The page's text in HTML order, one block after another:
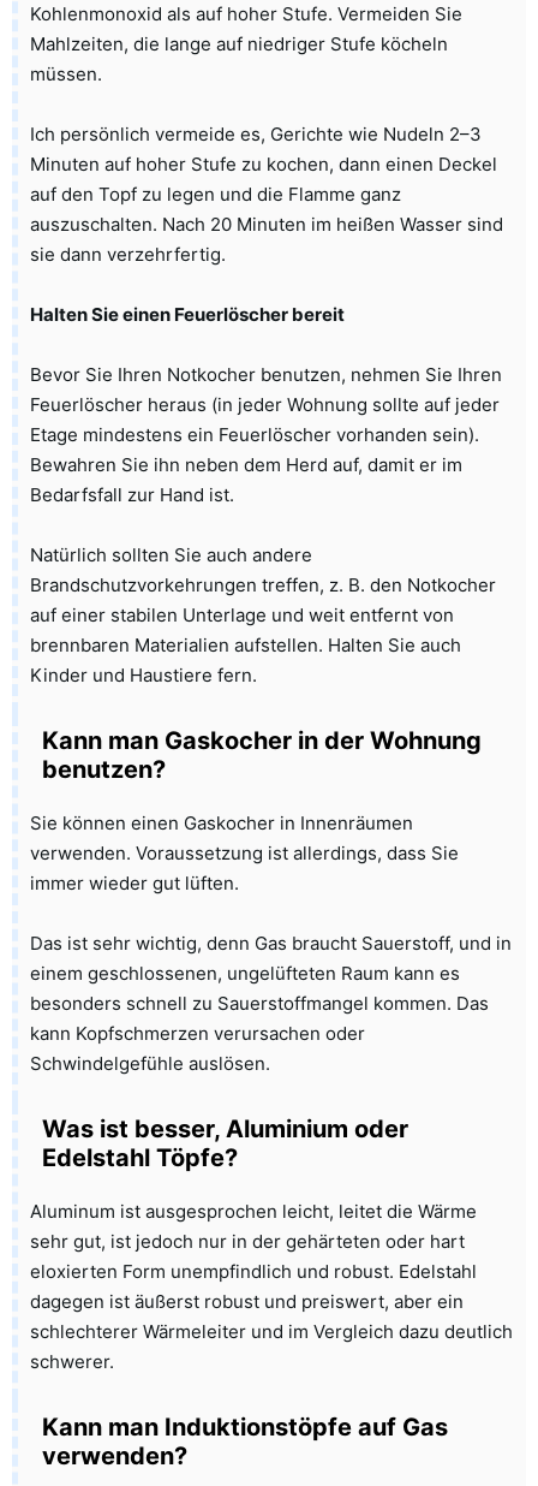
Kohlenmonoxid als auf hoher Stufe. Vermeiden Sie
Mahlzeiten, die lange auf niedriger Stufe köcheln
müssen.
Ich persönlich vermeide es, Gerichte wie Nudeln 2–3
Minuten auf hoher Stufe zu kochen, dann einen Deckel
auf den Topf zu legen und die Flamme ganz
auszuschalten. Nach 20 Minuten im heißen Wasser sind
sie dann verzehrfertig.
Halten Sie einen Feuerlöscher bereit
Bevor Sie Ihren Notkocher benutzen, nehmen Sie Ihren
Feuerlöscher heraus (in jeder Wohnung sollte auf jeder
Etage mindestens ein Feuerlöscher vorhanden sein).
Bewahren Sie ihn neben dem Herd auf, damit er im
Bedarfsfall zur Hand ist.
Natürlich sollten Sie auch andere
Brandschutzvorkehrungen treffen, z. B. den Notkocher
auf einer stabilen Unterlage und weit entfernt von
brennbaren Materialien aufstellen. Halten Sie auch
Kinder und Haustiere fern.
Kann man Gaskocher in der Wohnung
benutzen?
Sie können einen Gaskocher in Innenräumen
verwenden. Voraussetzung ist allerdings, dass Sie
immer wieder gut lüften.
Das ist sehr wichtig, denn Gas braucht Sauerstoff, und in
einem geschlossenen, ungelüfteten Raum kann es
besonders schnell zu Sauerstoffmangel kommen. Das
kann Kopfschmerzen verursachen oder
Schwindelgefühle auslösen.
Was ist besser, Aluminium oder
Edelstahl Töpfe?
Aluminum ist ausgesprochen leicht, leitet die Wärme
sehr gut, ist jedoch nur in der gehärteten oder hart
eloxierten Form unempfindlich und robust. Edelstahl
dagegen ist äußerst robust und preiswert, aber ein
schlechterer Wärmeleiter und im Vergleich dazu deutlich
schwerer.
Kann man Induktionstöpfe auf Gas
verwenden?